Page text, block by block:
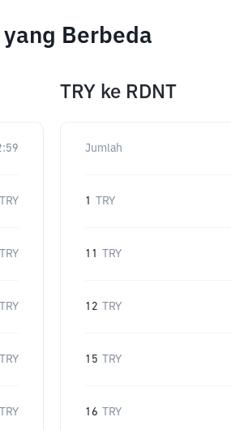
Berbeda
TRY
TRY
TRY
TRY
TRY
TRY ke RDNT
Jumlah
1 TRY
11 TRY
12 TRY
15 TRY
16 TRY